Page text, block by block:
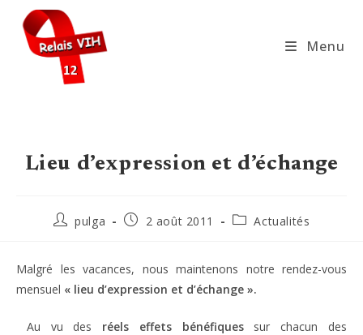
content
Menu
Lieu d’expression et d’échange
Auteur/autrice
publication :
pulga
Publication
2 août 2011
PostActualités
Malgré les vacances, nous maintenons notre rendez-vous
mensuel « lieu d’expression et d’échange ».
Au vu des réels effets bénéfiquessur chacun des